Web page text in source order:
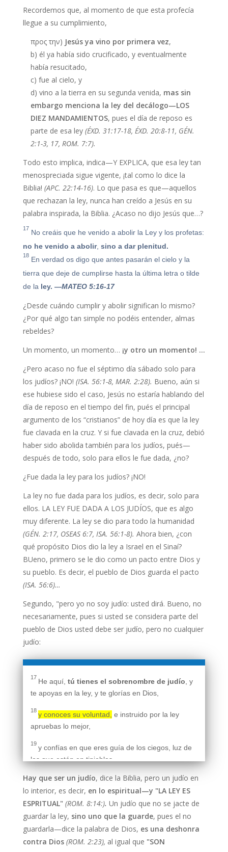
Recordemos que, al momento de que esta profecía
llegue a su cumplimiento,
προς την) Jesús ya vino por primera vez,
b) él ya había sido crucificado, y eventualmente
había resucitado,
c) fue al cielo, y
d) vino a la tierra en su segunda venida, mas sin
embargo menciona la ley del decálogo—LOS
DIEZ MANDAMIENTOS, pues el día de reposo es
parte de esa ley (ÉXD. 31:17-18, ÉXD. 20:8-11, GÉN.
2:1-3, 17, ROM. 7:7).
Todo esto implica, indica—Y EXPLICA, que esa ley tan
menospreciada sigue vigente, ¡tal como lo dice la
Biblia! (APC. 22:14-16). Lo que pasa es que—aquellos
que rechazan la ley, nunca han creído a Jesús en su
palabra inspirada, la Biblia. ¿Acaso no dijo Jesús que…?
17 No creáis que he venido a abolir la Ley y los profetas:
no he venido a abolir, sino a dar plenitud.
18En verdad os digo que antes pasarán el cielo y la
tierra que deje de cumplirse hasta la última letra o tilde
de la ley. —MATEO 5:16-17
¿Desde cuándo cumplir y abolir significan lo mismo?
¿Por qué algo tan simple no podéis entender, almas
rebeldes?
Un momento, un momento… ¡y otro un momento! …
¿Pero acaso no fue el séptimo día sábado solo para
los judíos? ¡NO! (ISA. 56:1-8, MAR. 2:28). Bueno, aún si
ese hubiese sido el caso, Jesús no estaría hablando del
día de reposo en el tiempo del fin, pués el principal
argumento de los “cristianos” de hoy día es que la ley
fue clavada en la cruz. Y si fue clavada en la cruz, debió
haber sido abolida también para los judíos, pués—
después de todo, solo para ellos le fue dada, ¿no?
¿Fue dada la ley para los judíos? ¡NO!
La ley no fue dada para los judíos, es decir, solo para
ellos. LA LEY FUE DADA A LOS JUDÍOS, que es algo
muy diferente. La ley se dio para todo la humanidad
(GÉN. 2:17, OSEAS 6:7, ISA. 56:1-8). Ahora bien, ¿con
qué propósito Dios dio la ley a Israel en el Sinaí?
BUeno, primero se le dio como un pacto entre Dios y
su pueblo. Es decir, el pueblo de Dios guarda el pacto
(ISA. 56:6)…
Segundo, "pero yo no soy judío: usted dirá. Bueno, no
necesariamente, pues si usted se considera parte del
pueblo de Dios usted debe ser judío, pero no cualquier
judío:
17 He aquí, tú tienes el sobrenombre de judío , y
te apoyas en la ley, y te glorías en Dios,
18 y conoces su voluntad, e instruido por la ley
apruebas lo mejor,
19 y confías en que eres guía de los ciegos, luz de
los que están en tinieblas,
20 instructor de los indoctos, maestro de niños, que
tienes en la ley la forma de la ciencia y de la
verdad.
21
Tú, pues, que enseñas a otro, ¿no te enseñas a
Tú que predicas que no se ha de
hurtar, ¿hurtas?
Hay que ser un judío, dice la Biblia, pero un judío en
lo interior, es decir, en lo espiritual—y "LA LEY ES
ESPRITUAL" (ROM. 8:14:). Un judío que no se jacte de
guardar la ley, sino uno que la guarde, pues el no
guardarla—dice la palabra de Dios, es una deshonra
contra Dios (ROM. 2:23), al igual que "SON